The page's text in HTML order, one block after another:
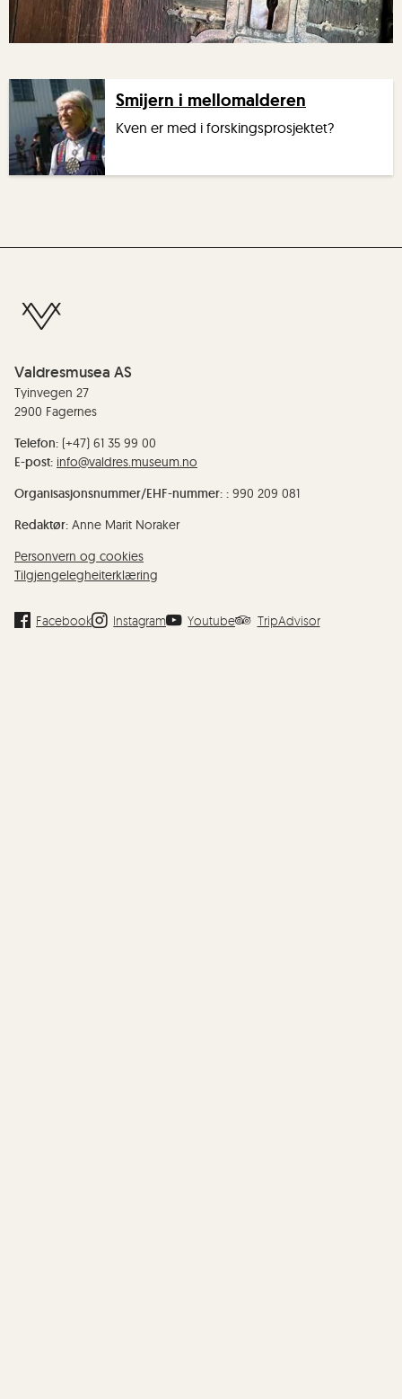
Smijern i mellomalderen
Kven er med i forskingsprosjektet?
Valdresmusea AS
Tyinvegen 27
2900 Fagernes
Telefon: (+47) 61 35 99 00
E-post: info@valdres.museum.no
Organisasjonsnummer/EHF-nummer: : 990 209 081
Redaktør: Anne Marit Noraker
Personvern og cookies
Tilgjengelegheiterklæring
Facebook Instagram Youtube TripAdvisor